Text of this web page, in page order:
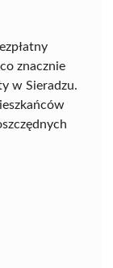
znacznie
w Sieradzu.